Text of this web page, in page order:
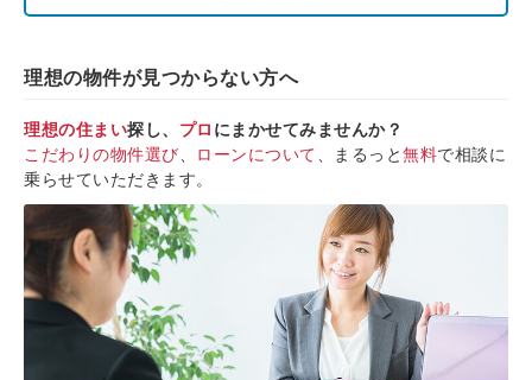
理想の物件が見つからない方へ
理想の住まい探し、 プロ にまかせてみませんか？
こだわりの物件選び
ローンについて 、まるっと無料で相談に
乗らせていただきます。